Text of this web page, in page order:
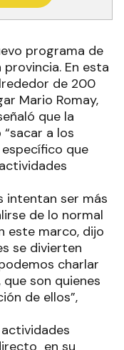
programa de
En esta
de 200
Mario Romay,
que la
a los
que
intentan ser más
de lo normal
este marco, dijo
se divierten
charlar
son quienes
de ellos”,